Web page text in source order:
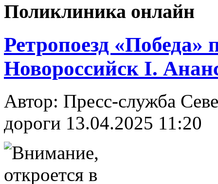
Поликлиника онлайн
Ретропоезд
Новороссийск I.
Автор: Пресс-служба
дороги 13.04.2025 11:20